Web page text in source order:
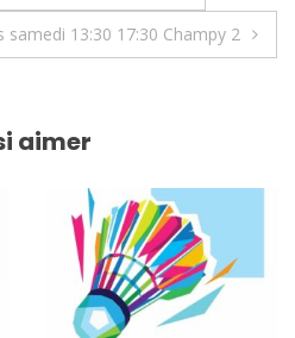
samedi 13:30 17:30 Champy 2
aimer